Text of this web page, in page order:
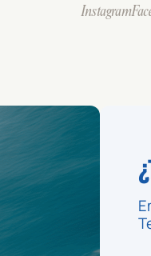
Instagram